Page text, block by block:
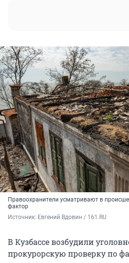
Правоохранители усматривают в
фактор
Источник: Евгений Вдовин / 161.RU
В Кузбассе возбудили
прокурорскую проверку по